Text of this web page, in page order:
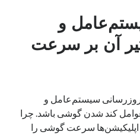
و
آن بر سرعت
سیستم‌عامل و
عوامل کند شدن گوشی باشد. چرا
سرعت گوشی را